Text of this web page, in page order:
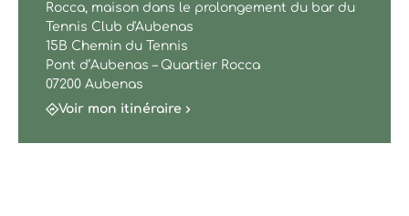
Rocca, maison dans le prolongement du bar du
Tennis Club d'Aubenas
15B Chemin du Tennis
Pont d’Aubenas – Quartier Rocca
07200 Aubenas
Voir mon itinéraire